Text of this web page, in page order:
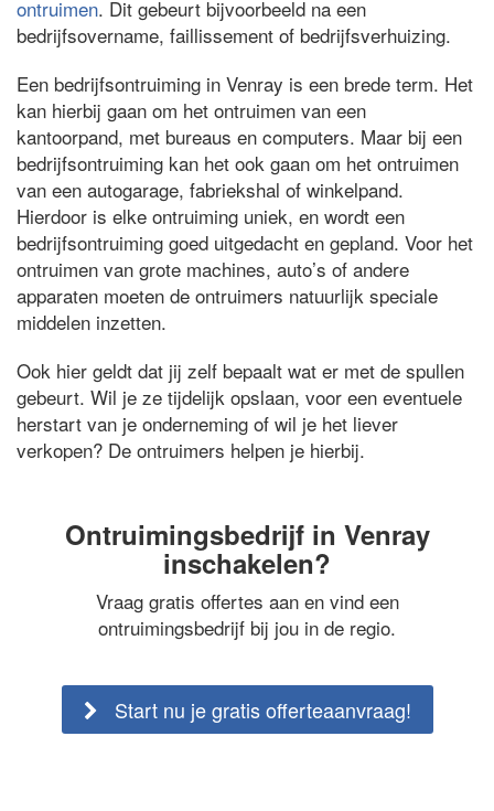
ontruimen. Dit gebeurt bijvoorbeeld na een
bedrijfsovername, faillissement of bedrijfsverhuizing.
Een bedrijfsontruiming in Venray is een brede term. Het
kan hierbij gaan om het ontruimen van een
kantoorpand, met bureaus en computers. Maar bij een
bedrijfsontruiming kan het ook gaan om het ontruimen
van een autogarage, fabriekshal of winkelpand.
Hierdoor is elke ontruiming uniek, en wordt een
bedrijfsontruiming goed uitgedacht en gepland. Voor het
ontruimen van grote machines, auto’s of andere
apparaten moeten de ontruimers natuurlijk speciale
middelen inzetten.
Ook hier geldt dat jij zelf bepaalt wat er met de spullen
gebeurt. Wil je ze tijdelijk opslaan, voor een eventuele
herstart van je onderneming of wil je het liever
verkopen? De ontruimers helpen je hierbij.
Ontruimingsbedrijf in Venray
inschakelen?
Vraag gratis offertes aan en vind een
ontruimingsbedrijf bij jou in de regio.
Start nu je gratis offerteaanvraag!